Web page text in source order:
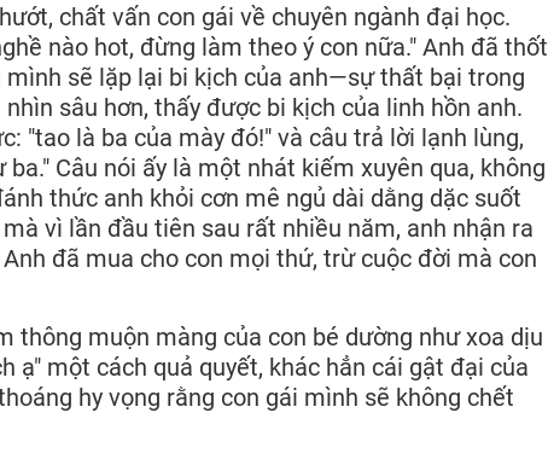
chất vấn con gái về chuyên ngành đại học.
nào hot, đừng làm theo ý con nữa." Anh đã thốt
sẽ lặp lại bi kịch của anh—sự thất bại trong
sâu hơn, thấy được bi kịch của linh hồn anh.
"tao là ba của mày đó!" và câu trả lời lạnh lùng,
Câu nói ấy là một nhát kiếm xuyên qua, không
thức anh khỏi cơn mê ngủ dài dằng dặc suốt
vì lần đầu tiên sau rất nhiều năm, anh nhận ra
đã mua cho con mọi thứ, trừ cuộc đời mà con
thông muộn màng của con bé dường như xoa dịu
ạ" một cách quả quyết, khác hẳn cái gật đại của
hy vọng rằng con gái mình sẽ không chết